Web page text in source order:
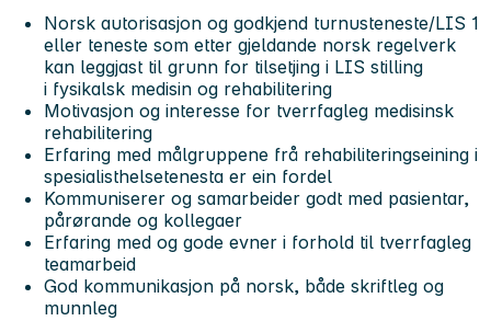
Norsk autorisasjon og godkjend turnusteneste/LIS 1
eller teneste som etter gjeldande norsk regelverk
kan leggjast til grunn for tilsetjing i LIS stilling
i fysikalsk medisin og rehabilitering
Motivasjon og interesse for tverrfagleg medisinsk
rehabilitering
Erfaring med målgruppene frå rehabiliteringseining i
spesialisthelsetenesta er ein fordel
Kommuniserer og samarbeider godt med pasientar,
pårørande og kollegaer
Erfaring med og gode evner i forhold til tverrfagleg
teamarbeid
God kommunikasjon på norsk, både skriftleg og
munnleg